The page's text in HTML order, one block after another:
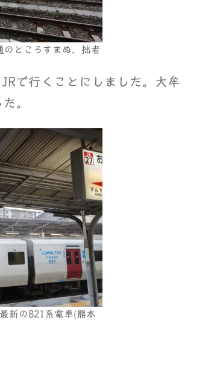
のところすまぬ、拙者
で行くことにしました。大牟
。
新の821系電車(熊本